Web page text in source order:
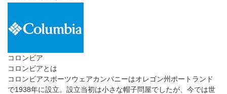
ノースフェイス
ノースフェイスとは
ザ・ノース・フェイスは、アウトドア用品や衣服、登山用具の制